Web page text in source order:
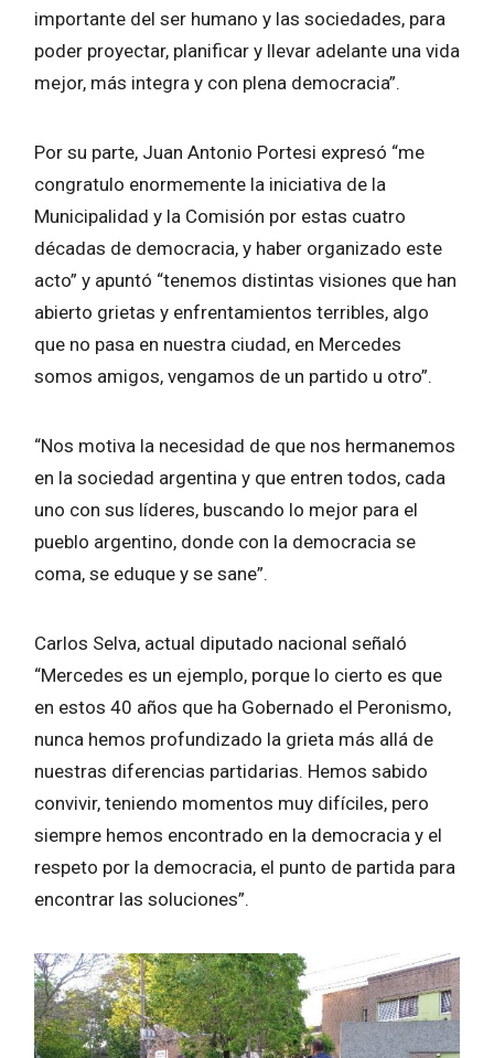
importante del ser humano y las sociedades, para
poder proyectar, planificar y llevar adelante una vida
mejor, más integra y con plena democracia”.
Por su parte, Juan Antonio Portesi expresó “me
congratulo enormemente la iniciativa de la
Municipalidad y la Comisión por estas cuatro
décadas de democracia, y haber organizado este
acto” y apuntó “tenemos distintas visiones que han
abierto grietas y enfrentamientos terribles, algo
que no pasa en nuestra ciudad, en Mercedes
somos amigos, vengamos de un partido u otro”.
“Nos motiva la necesidad de que nos hermanemos
en la sociedad argentina y que entren todos, cada
uno con sus líderes, buscando lo mejor para el
pueblo argentino, donde con la democracia se
coma, se eduque y se sane”.
Carlos Selva, actual diputado nacional señaló
“Mercedes es un ejemplo, porque lo cierto es que
en estos 40 años que ha Gobernado el Peronismo,
nunca hemos profundizado la grieta más allá de
nuestras diferencias partidarias. Hemos sabido
convivir, teniendo momentos muy difíciles, pero
siempre hemos encontrado en la democracia y el
respeto por la democracia, el punto de partida para
encontrar las soluciones”.